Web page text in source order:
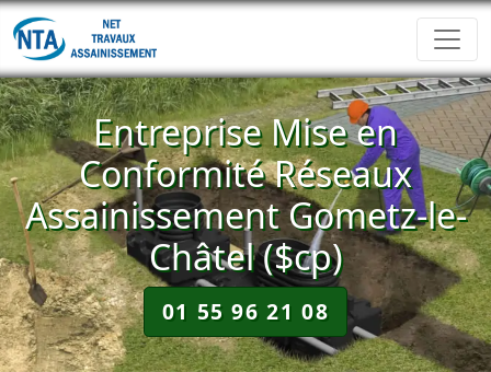
Entreprise Mise en
Conformité Réseaux
Assainissement Gometz-le-
Châtel ($cp)
01 55 96 21 08